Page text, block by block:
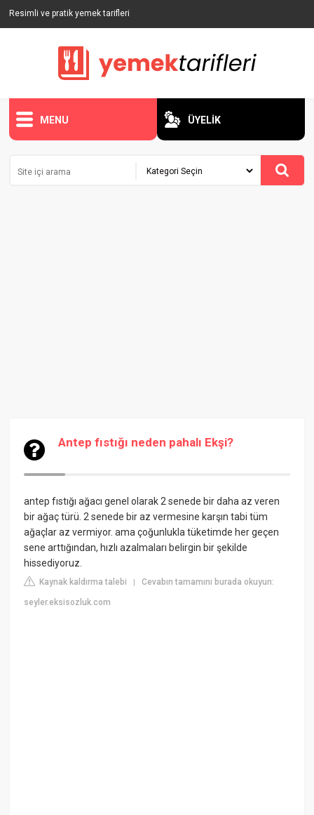
Resimli ve pratik yemek tarifleri
MENU ÜYELİK
Antep fıstığı neden pahalı Ekşi?
antep fıstığı ağacı genel olarak 2 senede bir daha az veren
bir ağaç türü. 2 senede bir az vermesine karşın tabi tüm
ağaçlar az vermiyor. ama çoğunlukla tüketimde her geçen
sene arttığından, hızlı azalmaları belirgin bir şekilde
hissediyoruz.
Kaynak kaldırma talebi |Cevabın tamamını burada okuyun:
seyler.eksisozluk.com